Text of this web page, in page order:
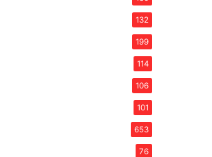
132
199
114
106
101
653
76